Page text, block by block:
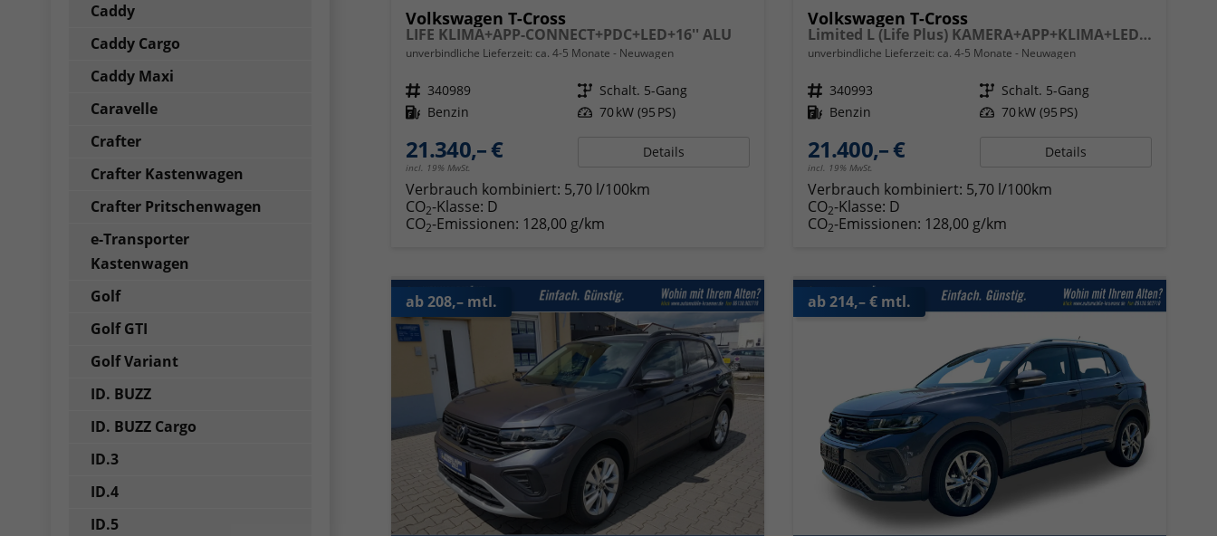
Volkswagen T-Cross
LIFE KLIMA+APP-CONNECT+PDC+LED+16'' ALU
unverbindliche Lieferzeit: ca. 4-5 Monate Neuwagen
Fahrzeugnr. 340989 Getriebe Schalt. 5-Gang
Kraftstoff Benzin Leistung 70 kW (95 PS)
21.340,– €
incl. 19% MwSt.
Details
Verbrauch kombiniert: 5,70 l/100km
CO2-Klasse: D
CO2-Emissionen: 128,00 g/km
Volkswagen T-Cross
Limited L (Life Plus) KAMERA+APP+KLIMA+LED+17'' ALU
unverbindliche Lieferzeit: ca. 4-5 Monate Neuwagen
Fahrzeugnr. 340993 Getriebe Schalt. 5-Gang
Kraftstoff Benzin Leistung 70 kW (95 PS)
21.400,– €
incl. 19% MwSt.
Details
Verbrauch kombiniert: 5,70 l/100km
CO2-Klasse: D
CO2-Emissionen: 128,00 g/km
ab 208,– mtl. ab 214,– € mtl.
Caddy
Caddy Cargo
Caddy Maxi
Caravelle
Crafter
Crafter Kastenwagen
Crafter Pritschenwagen
e-Transporter
Kastenwagen
Golf
Golf GTI
Golf Variant
ID. BUZZ
ID. BUZZ Cargo
ID.3
ID.4
ID.5